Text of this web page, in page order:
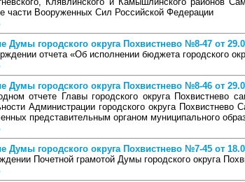
части Вооруженных Сил Российской Федерации
Думы городского округа Похвистнево №8-47 от
отчета «Об исполнении бюджета городского
Думы городского округа Похвистнево №8-46 от
отчете Главы городского округа Похвистнево
Администрации городского округа
представительным органом муниципального
Думы городского округа Похвистнево №7-45 от
Почетной грамотой Думы городского округа